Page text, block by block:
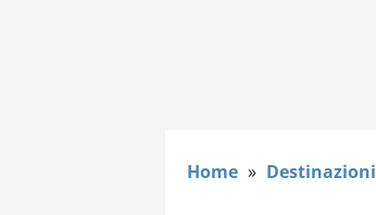
Home » Destinazioni